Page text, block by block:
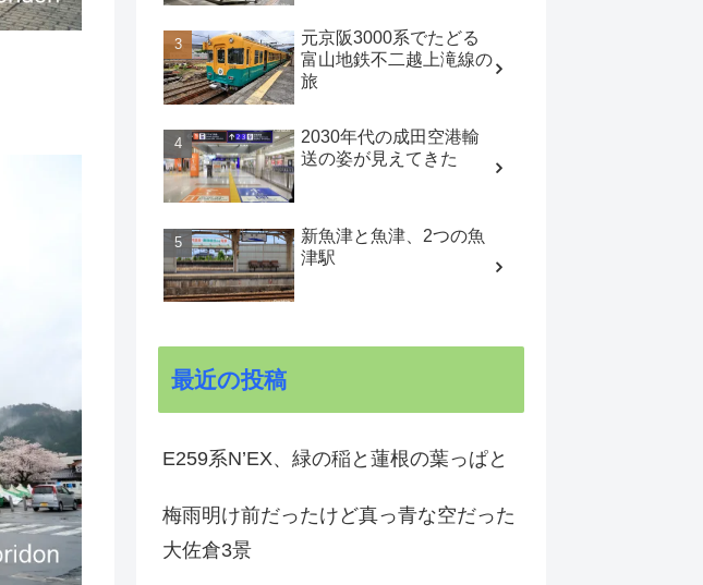
元京阪3000系でたどる
富山地鉄不二越上滝線の
旅
2030年代の成田空港輸
送の姿が見えてきた
新魚津と魚津、2つの魚
津駅
最近の投稿
E259系N’EX、緑の稲と蓮根の葉っぱと
梅雨明け前だったけど真っ青な空だった
大佐倉3景